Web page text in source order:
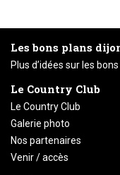
Les bons plans
Plus d’idées sur les
Le Country Club
Le Country Club
Galerie photo
Nos partenaires
Venir / accès